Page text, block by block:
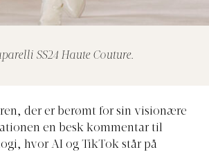
SS24 Haute Couture.
der er berømt for sin visionære
en besk kommentar til
hvor AI og TikTok står på